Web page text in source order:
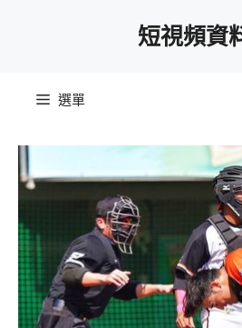
短視頻資
選單